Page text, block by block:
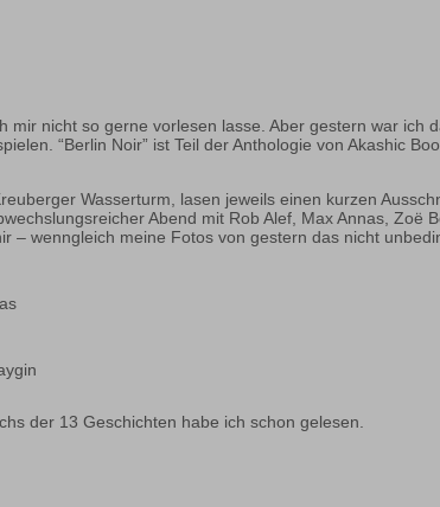
nicht so gerne vorlesen lasse. Aber gestern war ich
“Berlin Noir” ist Teil der Anthologie von Akashic
Wasserturm, lasen jeweils einen kurzen
Abend mit Rob Alef, Max Annas,
– wenngleich meine Fotos von gestern das nicht
der 13 Geschichten habe ich schon gelesen.